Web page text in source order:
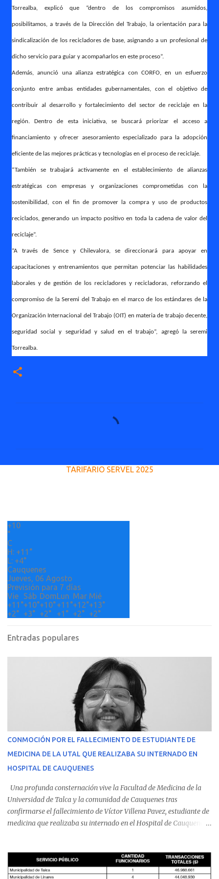
Torrealba, explicó que “dentro de los compromisos asumidos,
posibilitamos, a través de la Dirección del Trabajo, la orientación para la
sindicalización de los recicladores de base, asignando a un profesional de
dicho servicio para guiar y acompañarlos en este proceso”.
Además, anunció una alianza estratégica con CORFO, en un esfuerzo
conjunto entre ambas entidades gubernamentales, con el objetivo de
contribuir al desarrollo y fortalecimiento del sector de reciclaje en la
región. Dentro de esta iniciativa, se buscará priorizar el acceso a
financiamiento y ofrecer asesoramiento especializado para la adopción
eficiente de las mejores prácticas y tecnologías en el proceso de reciclaje.
“También se trabajará activamente en el establecimiento de alianzas
estratégicas con empresas y organizaciones comprometidas con la
sostenibilidad, con el fin de promover la compra y uso de productos
reciclados, generando un impacto positivo en toda la cadena de valor del
reciclaje”.
“A través de Sence y Chilevalora, se direccionará para apoyar en
capacitaciones y entrenamientos que permitan potenciar las habilidades
laborales y de gestión de los recicladores y recicladoras, reforzando el
compromiso de la Seremi del Trabajo en el marco de los estándares de la
Organización Internacional del Trabajo (OIT) en materia de trabajo decente,
seguridad social y seguridad y salud en el trabajo”, agregó la seremi
Torrealba.
i
s
TARIFARIO SERVEL 2025
+10
°
C
H: +11°
L: +4°
Cauquenes
Jueves, 06 Agosto
Previsión para 7 días
Vie
Sáb DomLun Mar Mié
+11°+10°+10°+11°+12°+13°
+2° +3° +2° +1° +2° +2°
Entradas populares
CONMOCIÓN POR EL FALLECIMIENTO DE ESTUDIANTE DE
MEDICINA DE LA UTAL QUE REALIZABA SU INTERNADO EN
HOSPITAL DE CAUQUENES
Una profunda consternación vive la Facultad de Medicina de la
Universidad de Talca y la comunidad de Cauquenes tras
confirmarse el fallecimiento de Víctor Villena Pavez, estudiante de
medicina que realizaba su internado en el Hospital de Cauquenes.
malestares físicos. Dada la complejidad de su estado de salud, el
equipo médico determinó su traslado de urgencia al Hospital